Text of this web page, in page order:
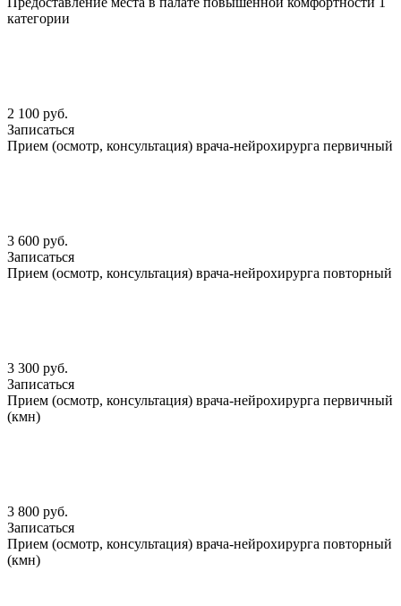
категории
2 100 руб.
Записаться
Прием (осмотр, консультация) врача-нейрохирурга первичный
3 600 руб.
Записаться
Прием (осмотр, консультация) врача-нейрохирурга повторный
3 300 руб.
Записаться
Прием (осмотр, консультация) врача-нейрохирурга первичный
(кмн)
3 800 руб.
Записаться
Прием (осмотр, консультация) врача-нейрохирурга повторный
(кмн)